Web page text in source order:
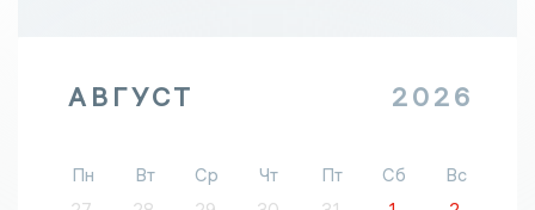
АВГУСТ 2026
Пн Вт Ср Чт Пт Сб
Вс